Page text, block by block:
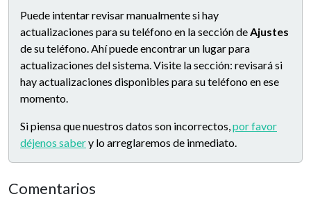
Puede intentar revisar manualmente si hay
actualizaciones para su teléfono en la sección deAjustes
de su teléfono. Ahí puede encontrar un lugar para
actualizaciones del sistema. Visite la sección: revisará si
hay actualizaciones disponibles para su teléfono en ese
momento.
Si piensa que nuestros datos son incorrectos,por favor
déjenos sabery lo arreglaremos de inmediato.
Comentarios